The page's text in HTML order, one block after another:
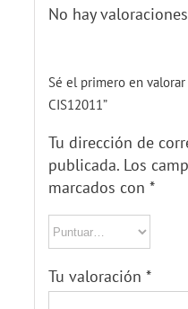
No hay
Sé el primero en valorar
CIS12011”
Tu dirección de
publicada.Los
marcados con *
Tu valoración *